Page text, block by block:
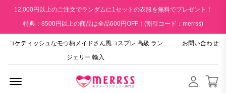
12,000円以上のご注文でランダムに1セットの衣服を無料でプレゼント！
特典：8500円以上の商品は全品600円OFF！(割引コード：merrss)
コケティッシュなモウ柄メイドさん風コスプレ 高級 ラン
ジェリー 輸入
お問い合わせ